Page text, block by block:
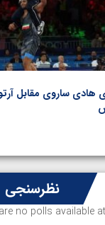
هادی ساروی مقابل
نظرسنجی
no polls available